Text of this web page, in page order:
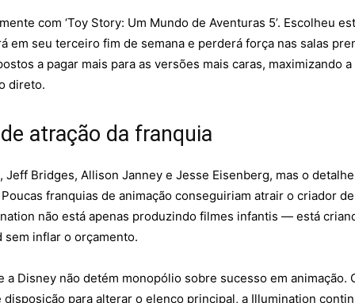
com ‘Toy Story: Um Mundo de Aventuras 5’. Escolheu
em seu terceiro fim de semana e perderá força nas salas
a pagar mais para as versões mais caras, maximizando
direto.
atração da franquia
Bridges, Allison Janney e Jesse Eisenberg, mas o
franquias de animação conseguiriam atrair o criador
não está apenas produzindo filmes infantis — está
inflar o orçamento.
a Disney não detém monopólio sobre sucesso em
para alterar o elenco principal, a Illumination